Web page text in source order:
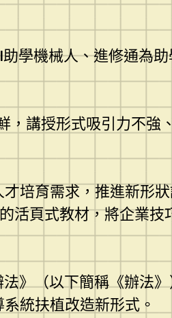
學機械人、進修通為
，講授形式吸引力不強
培育需求，推進新形
活頁式教材，將企業技
》（以下簡稱《辦法
統扶植改造新形式。